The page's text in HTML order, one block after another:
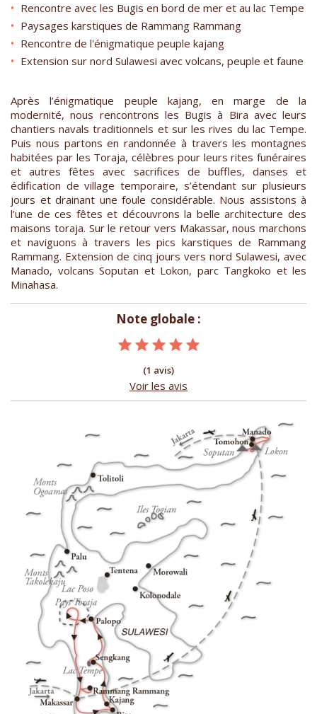
Rencontre avec les Bugis en bord de mer et au lac Tempe
Paysages karstiques de Rammang Rammang
Rencontre de l'énigmatique peuple kajang
Extension sur nord Sulawesi avec volcans, peuple et faune
Après l’énigmatique peuple kajang, en marge de la
modernité, nous rencontrons les Bugis à Bira avec leurs
chantiers navals traditionnels et sur les rives du lac Tempe.
Puis nous partons en randonnée à travers les montagnes
habitées par les Toraja, célèbres pour leurs rites funéraires
et autres fêtes avec sacrifices de buffles, danses et
édification de village temporaire, s’étendant sur plusieurs
jours et drainant une foule considérable. Nous assistons à
l’une de ces fêtes et découvrons la belle architecture des
maisons toraja. Sur le retour vers Makassar, nous marchons
et naviguons à travers les pics karstiques de Rammang
Rammang. Extension de cinq jours vers nord Sulawesi, avec
Manado, volcans Soputan et Lokon, parc Tangkoko et les
Minahasa.
Note globale :
(1 avis)
Voir les avis